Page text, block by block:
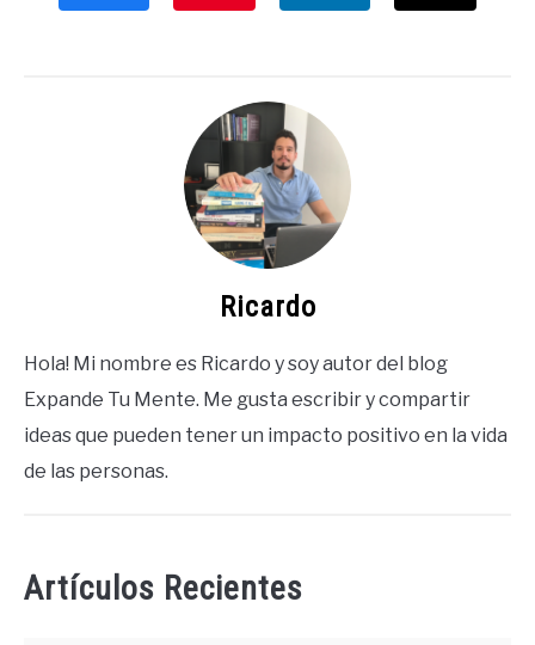
Ricardo
Hola! Mi nombre es Ricardo y soy autor del blog
Expande Tu Mente. Me gusta escribir y compartir
ideas que pueden tener un impacto positivo en la vida
de las personas.
Artículos Recientes